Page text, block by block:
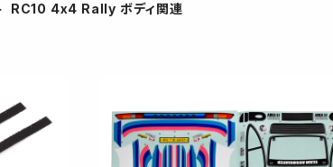
RC10 4x4 Rally ボディ関連